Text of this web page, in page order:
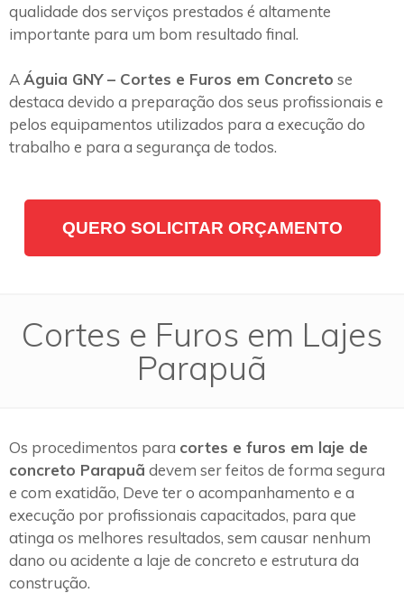
qualidade dos serviços prestados é altamente
importante para um bom resultado final.
AÁguia GNY – Cortes e Furos em Concreto se
destaca devido a preparação dos seus profissionais e
pelos equipamentos utilizados para a execução do
trabalho e para a segurança de todos.
QUERO SOLICITAR ORÇAMENTO
Cortes e Furos em Lajes
Parapuã
Os procedimentos para cortes e furos em laje de
concreto Parapuã devem ser feitos de forma segura
e com exatidão, Deve ter o acompanhamento e a
execução por profissionais capacitados, para que
atinga os melhores resultados, sem causar nenhum
dano ou acidente a laje de concreto e estrutura da
construção.